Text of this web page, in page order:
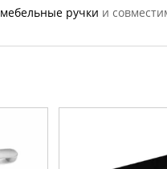
мебельные ручки и